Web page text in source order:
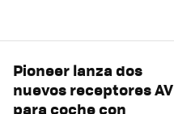
Pioneer lanza dos
nuevos receptores AV
para coche con